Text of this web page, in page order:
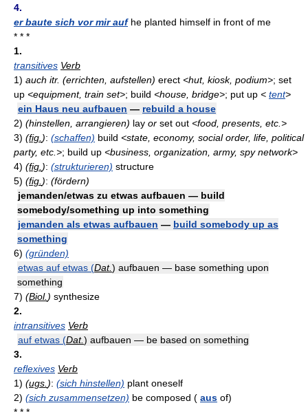
4.
er baute sich vor mir aufhe planted himself in front of me
* * *
1.
transitives Verb
1) auch itr. (errichten, aufstellen) erect <hut, kiosk, podium>; set
up <equipment, train set>; build <house, bridge>; put up < tent>
ein Haus neu aufbauen — rebuild a house
2) (hinstellen, arrangieren) lay or set out <food, presents, etc.>
3) (fig.): (schaffen) build <state, economy, social order, life, political
party, etc.>; build up <business, organization, army, spy network>
4) (fig.): (strukturieren) structure
5) (fig.): (fördern)
jemanden/etwas zu etwas aufbauen — build
somebody/something up into something
jemanden als etwas aufbauen — build somebody up as
something
6) (gründen)
etwas auf etwas (Dat.) aufbauen — base something upon
something
7) (Biol.) synthesize
2.
intransitives Verb
auf etwas (Dat.) aufbauen — be based on something
3.
reflexives Verb
1) (ugs.): (sich hinstellen) plant oneself
2) (sich zusammensetzen) be composed ( aus of)